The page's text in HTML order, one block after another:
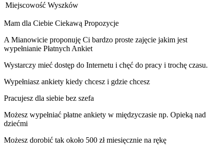
Miejscowość Wyszków
Mam dla Ciebie Ciekawą Propozycje
A Mianowicie proponuję Ci bardzo proste zajęcie jakim jest
wypełnianie Płatnych Ankiet
Wystarczy mieć dostęp do Internetu i chęć do pracy i trochę czasu.
Wypełniasz ankiety kiedy chcesz i gdzie chcesz
Pracujesz dla siebie bez szefa
Możesz wypełniać płatne ankiety w międzyczasie np. Opieką nad
dziećmi
Możesz dorobić tak około 500 zł miesięcznie na rękę